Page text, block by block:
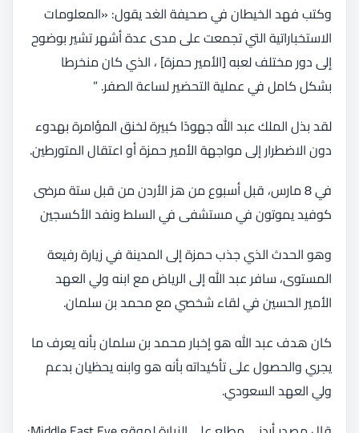
وكتب فهد الخيطان في صحيفة الغد يقول: «المعلومات
الاستخباراتية التي تجمعت على مدى عدة أشهر تشير بوضوح
إلى دور مختلف لعبه [الأمير حمزة] ، الذي كان منخرطا
بشكل كامل في عملية التحضير لساعة الصفر. ”
لقد بذل الملك عبد الله جهودًا كبيرة لخنق المؤامرة بهدوء
دون الاضطرار إلى مواجهة الأمير حمزة أو اعتقال المتورطين.
في 8 مارس، قبل أسبوع من هز الأردن من قبل ستة مرضى
كوفيد يموتون في مستشفى في السلط ونفد الأكسجين
وهو الحدث الذي جذب حمزة إلى المدينة في زيارة رفيعة
المستوى، سافر عبد الله إلى الرياض مع ابنه ولي العهد
الأمير الحسين في لقاء شخصي مع محمد بن سلمان.
كان هدف عبد الله هو إخبار محمد بن سلمان بأنه يعرف ما
يجري والحصول على تأكيداته بأنه هو وابنه يحظيان بدعم
ولي العهد السعودي.